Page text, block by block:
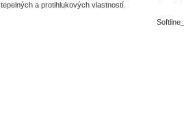
tepelných a protihlukových vlastností.